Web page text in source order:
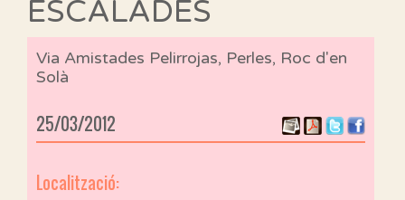
ESCALADES
Via Amistades Pelirrojas, Perles, Roc d'en
Solà
25/03/2012
Localització: